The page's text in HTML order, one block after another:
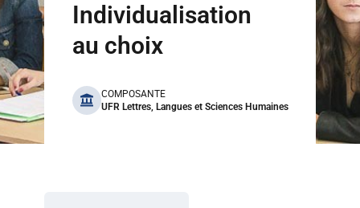
Individualisation
au choix
benefits
COMPOSANTE
UFR Lettres, Langues et Sciences Humaines